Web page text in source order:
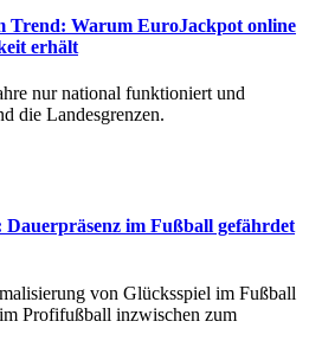
Trend: Warum EuroJackpot online
erhält
nur national funktioniert und
die Landesgrenzen.
im Fußball gefährdet
von Glücksspiel im Fußball
Profifußball inzwischen zum